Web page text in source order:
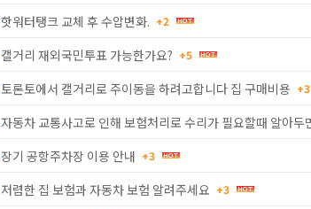
핫워터탱크 교체 후 수압변화. +2
캘거리 재외국민투표 가능한가요? +5
토론토에서 캘거리로 주이동을 하려고합니다 집 구매비용 +3
장기 공항주차장 이용 안내 +3
저렴한 집 보험과 자동차 보험 알려주세요 +3